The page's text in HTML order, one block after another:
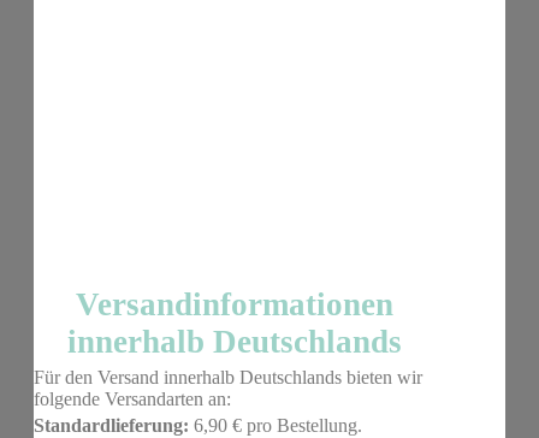
Versandinformationen
innerhalb Deutschlands
Für den Versand innerhalb Deutschlands bieten wir
folgende Versandarten an:
Standardlieferung: 6,90 € pro Bestellung.